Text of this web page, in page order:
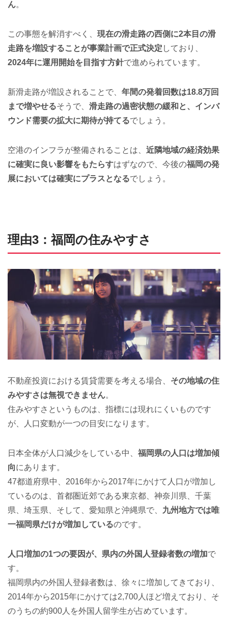
ん。
この事態を解消すべく、 現在の滑走路の西側に2本目の滑
走路を増設することが事業計画で正式決定 しており、
2024年に運用開始を目指す方針で進められています。
新滑走路が増設されることで、 年間の発着回数は18.8万回
まで増やせるそうで、 滑走路の過密状態の緩和と、インバ
ウンド需要の拡大に期待が持てるでしょう。
空港のインフラが整備されることは、 近隣地域の経済効果
に確実に良い影響をもたらすはずなので、今後の福岡の発
展においては確実にプラスとなるでしょう。
理由3：福岡の住みやすさ
不動産投資における賃貸需要を考える場合、 その地域の住
みやすさは無視できません。
住みやすさというものは、指標には現れにくいものです
が、人口変動が一つの目安になります。
日本全体が人口減少をしている中、 福岡県の人口は増加傾
向にあります。
47都道府県中、2016年から2017年にかけて人口が増加し
ているのは、首都圏近郊である東京都、神奈川県、千葉
県、埼玉県、そして、愛知県と沖縄県で、 九州地方では唯
一福岡県だけが増加しているのです。
人口増加の1つの要因が、県内の外国人登録者数の増加で
す。
福岡県内の外国人登録者数は、徐々に増加してきており、
2014年から2015年にかけては2,700人ほど増えており、そ
のうちの約900人を外国人留学生が占めています。